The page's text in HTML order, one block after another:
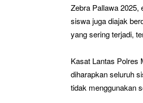
Zebra Pallawa 2025,
siswa juga diajak
yang sering terjadi,
Kasat Lantas Polres
diharapkan seluruh
tidak menggunakan